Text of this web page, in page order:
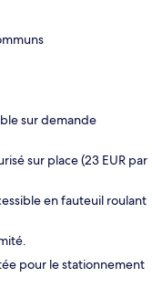
sur demande
sur place (23 EUR par
en fauteuil roulant
pour le stationnement